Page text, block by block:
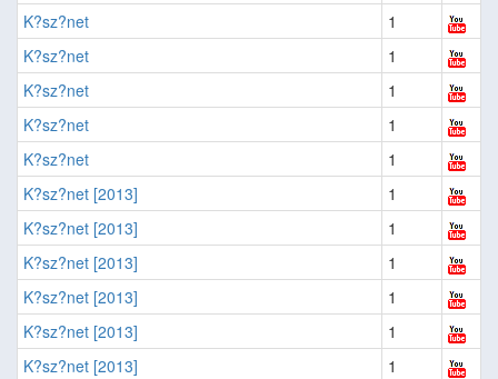
K?sz?net
1
K?sz?net
1
K?sz?net
1
K?sz?net
1
K?sz?net
1
K?sz?net [2013]
1
K?sz?net [2013]
1
K?sz?net [2013]
1
K?sz?net [2013]
1
K?sz?net [2013]
1
K?sz?net [2013]
1